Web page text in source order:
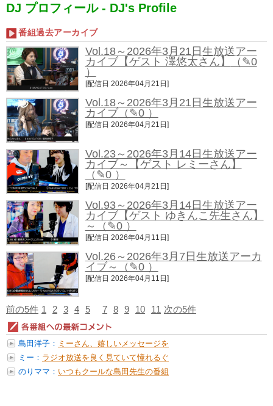
DJ プロフィール - DJ's Profile
番組過去アーカイブ
Vol.18～2026年3月21日生放送アー
カイブ【ゲスト 澤悠太さん】
（✎0
）
[配信日 2026年04月21日]
Vol.18～2026年3月21日生放送アー
カイブ （✎0 ）
[配信日 2026年04月21日]
Vol.23～2026年3月14日生放送アー
カイブ～【ゲスト レミーさん】
（✎0 ）
[配信日 2026年04月21日]
Vol.93～2026年3月14日生放送アー
カイブ【ゲスト ゆきんこ先生さん】
～
（✎0 ）
[配信日 2026年04月11日]
Vol.26～2026年3月7日生放送アーカ
イブ～
（✎0 ）
[配信日 2026年04月11日]
前の5件 1 2 3 4 5 7 8 9 10 11 次の5件
島田洋子： ミーさん、嬉しいメッセージを
ありがと...
ミー： ラジオ放送を良く見ていて憧れるぐ
らい...
のりママ： いつもクールな島田先生の番組